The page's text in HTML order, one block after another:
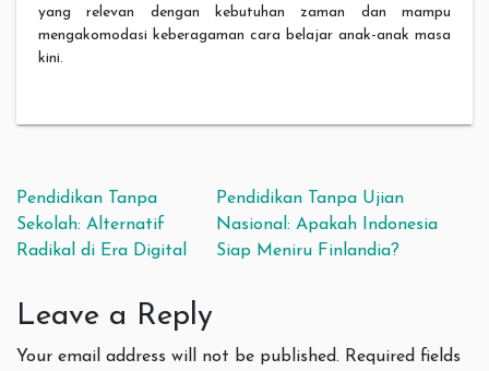
yang relevan dengan kebutuhan zaman dan mampu
mengakomodasi keberagaman cara belajar anak-anak masa
kini.
Post navigation
Pendidikan Tanpa
Sekolah: Alternatif
Radikal di Era Digital
Pendidikan Tanpa Ujian
Nasional: Apakah Indonesia
Siap Meniru Finlandia?
Leave a Reply
Your email address will not be published. Required fields